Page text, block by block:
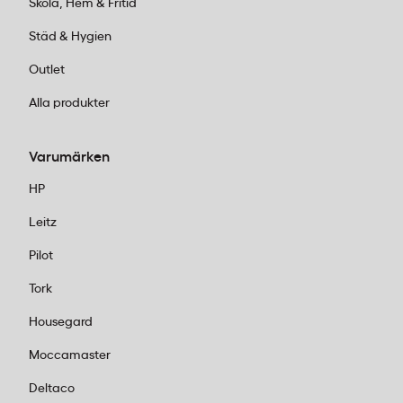
Skola, Hem & Fritid
Städ & Hygien
Outlet
Alla produkter
Varumärken
HP
Leitz
Pilot
Tork
Housegard
Moccamaster
Deltaco